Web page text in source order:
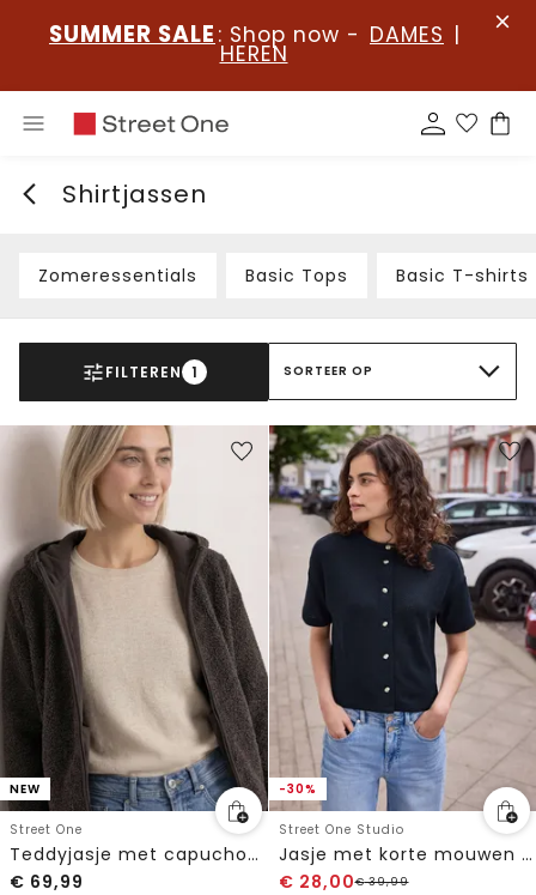
SUMMER SALE : Shop now - DAMES |
HEREN
Shirtjassen
Zomeressentials Basic Tops Basic T-shirts
FILTEREN 1 SORTEER OP
NEW
Street One
Teddyjasje met capuchon en zakken
€ 69,99
-30%
Street One Studio
Jasje met korte mouwen in gebreide look en ronde hals
€ 28,00€39,99